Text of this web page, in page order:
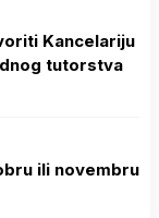
Kancelariju
tutorstva
ili novembru